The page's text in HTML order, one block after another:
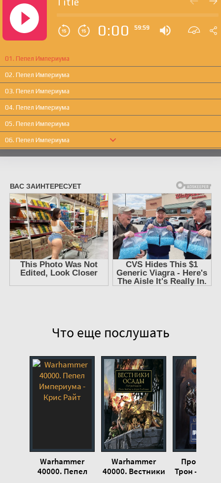
0:00 59:59
01. Пепел Империума
02. Пепел Империума
03. Пепел Империума
04. Пепел Империума
05. Пепел Империума
06. Пепел Империума
07. Пепел Империума
09. Пепел Империума
10. Пепел Империума
11. Пепел Империума
12. Пепел Империума
13. Пепел Империума
14. Пепел Империума
15. Пепел Империума
Что еще послушать
Warhammer
40000. Пепел
Warhammer
40000. Вестники
Трон - Крис